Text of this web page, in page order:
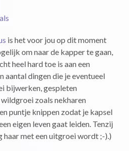
is het voor jou op dit moment
om naar de kapper te gaan,
heel hard toe is aan een
aantal dingen die je eventueel
bijwerken, gespleten
zoals nekharen
puntje knippen zodat je kapsel
eigen leven gaat leiden. Tenzij
haar met een uitgroei wordt ;-).)